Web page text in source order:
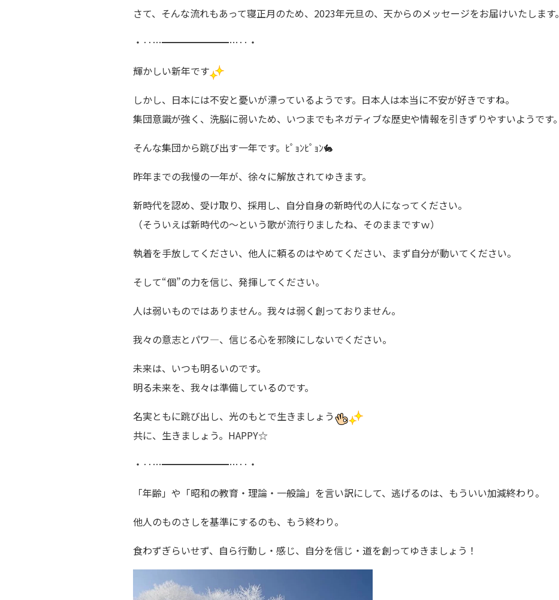
さて、そんな流れもあって寝正月のため、2023年元旦の、天からのメッセージをお届けいたします。
・‥…━━━━━━━…‥・
輝かしい新年です
しかし、日本には不安と憂いが漂っているようです。日本人は本当に不安が好きですね。
集団意識が強く、洗脳に弱いため、いつまでもネガティブな歴史や情報を引きずりやすいようです。
そんな集団から跳び出す一年です。ﾋﾟｮﾝﾋﾟｮﾝ🐇
昨年までの我慢の一年が、徐々に解放されてゆきます。
新時代を認め、受け取り、採用し、自分自身の新時代の人になってください。
（そういえば新時代の～という歌が流行りましたね、そのままですｗ）
執着を手放してください、他人に頼るのはやめてください、まず自分が動いてください。
そして“個”の力を信じ、発揮してください。
人は弱いものではありません。我々は弱く創っておりません。
我々の意志とパワ―、信じる心を邪険にしないでください。
未来は、いつも明るいのです。
明る未来を、我々は準備しているのです。
名実ともに跳び出し、光のもとで生きましょう
共に、生きましょう。HAPPY☆
・‥…━━━━━━━…‥・
「年齢」や「昭和の教育・理論・一般論」を言い訳にして、逃げるのは、もういい加減終わり。
他人のものさしを基準にするのも、もう終わり。
食わずぎらいせず、自ら行動し・感じ、自分を信じ・道を創ってゆきましょう！